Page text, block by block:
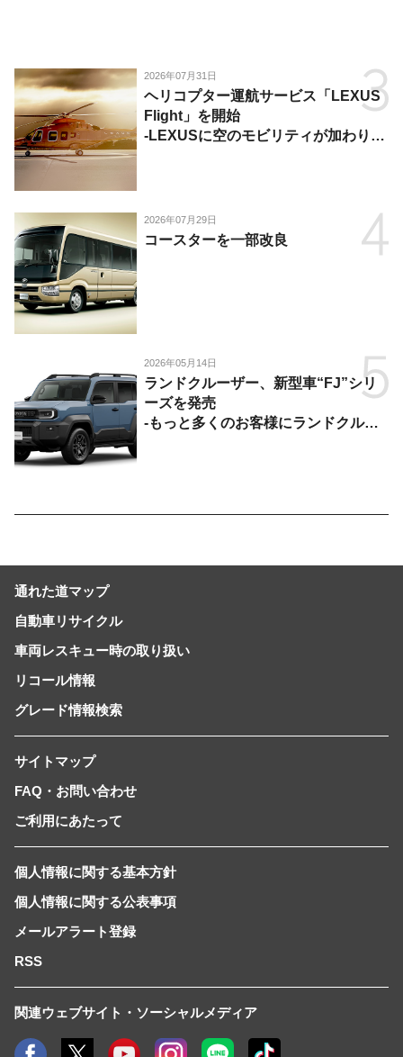
2026年07月31日
ヘリコプター運航サービス「LEXUS
Flight」を開始
-LEXUSに空のモビリティが加わり、
2026年07月29日
コースターを一部改良
2026年05月14日
ランドクルーザー、新型車“FJ”シリ
ーズを発売
-もっと多くのお客様にランドクルー
通れた道マップ
自動車リサイクル
車両レスキュー時の取り扱い
リコール情報
グレード情報検索
サイトマップ
FAQ・お問い合わせ
ご利用にあたって
個人情報に関する基本方針
個人情報に関する公表事項
メールアラート登録
RSS
関連ウェブサイト・ソーシャルメディア